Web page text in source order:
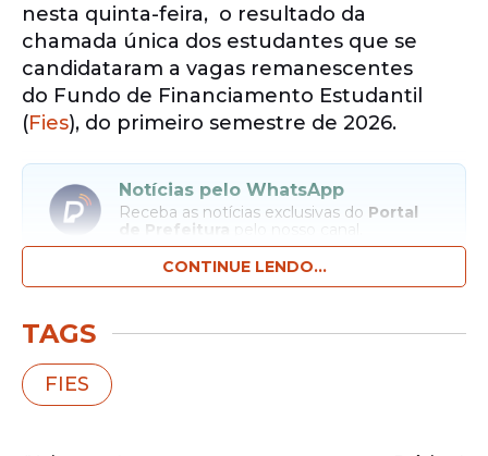
nesta quinta-feira, o resultado da
chamada única dos estudantes que se
candidataram a vagas remanescentes
do Fundo de Financiamento Estudantil
(Fies), do primeiro semestre de 2026.
Notícias pelo WhatsApp
Receba as notícias exclusivas do Portal
de Prefeitura
pelo nosso canal.
Entrar no canal
consultados na página do programa
no Portal Único de Acesso ao Ensino
CONTINUE LENDO...
TAGS
FIES